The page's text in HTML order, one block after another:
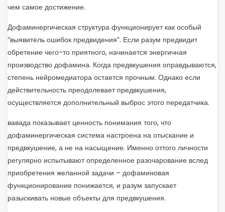
чем самое достижение.
Дофаминергическая структура функционирует как особый
“выявитель ошибок предвидения”. Если разум предвидит
обретение чего-то приятного, начинается энергичная
производство дофамина. Когда предвкушения оправдываются,
степень нейромедиатора остается прочным. Однако если
действительность преодолевает предвкушения,
осуществляется дополнительный выброс этого передатчика.
вавада показывает ценность понимания того, что
дофаминергическая система настроена на отыскание и
предвкушение, а не на насыщение. Именно оттого личности
регулярно испытывают определенное разочарование вслед
приобретения желанной задачи – дофаминовая
функционирование понижается, и разум запускает
разыскивать новые объекты для предвкушения.